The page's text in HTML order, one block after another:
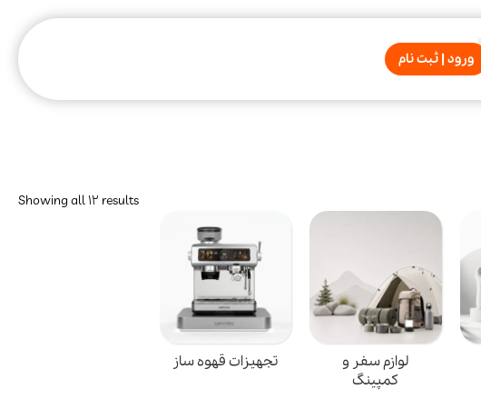
ورود | ثبت نام
Showing all 12 results
لوازم سفر و
کمپینگ
تجهیزات قهوه ساز